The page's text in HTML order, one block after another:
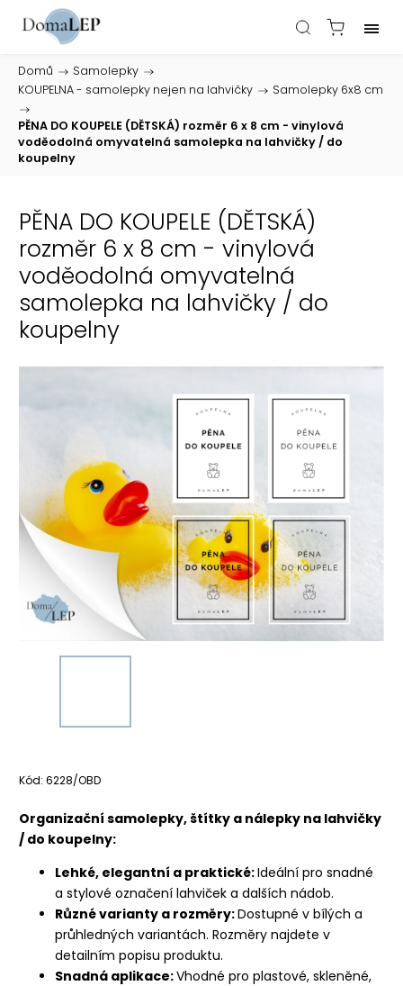
Domů / Samolepky /
KOUPELNA - samolepky nejen na lahvičky /
Samolepky 6x8 cm
/
PĚNA DO KOUPELE (DĚTSKÁ) rozměr 6 x 8 cm - vinylová
voděodolná omyvatelná samolepka na lahvičky / do
koupelny
PĚNA DO KOUPELE (DĚTSKÁ)
rozměr 6 x 8 cm - vinylová
voděodolná omyvatelná
samolepka na lahvičky / do
koupelny
Kód: 6228/OBD
Organizační samolepky, štítky a nálepky na lahvičky
/ do koupelny:
Lehké, elegantní a praktické:Ideální pro snadné
a stylové označení lahviček a dalších nádob.
Různé varianty a rozměry:Dostupné v bílých a
průhledných variantách. Rozměry najdete v
detailním popisu produktu.
Snadná aplikace:Vhodné pro plastové, skleněné,